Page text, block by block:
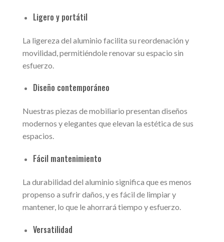
Ligero y portátil
La ligereza del aluminio facilita su reordenación y
movilidad, permitiéndole renovar su espacio sin
esfuerzo.
Diseño contemporáneo
Nuestras piezas de mobiliario presentan diseños
modernos y elegantes que elevan la estética de sus
espacios.
Fácil mantenimiento
La durabilidad del aluminio significa que es menos
propenso a sufrir daños, y es fácil de limpiar y
mantener, lo que le ahorrará tiempo y esfuerzo.
Versatilidad